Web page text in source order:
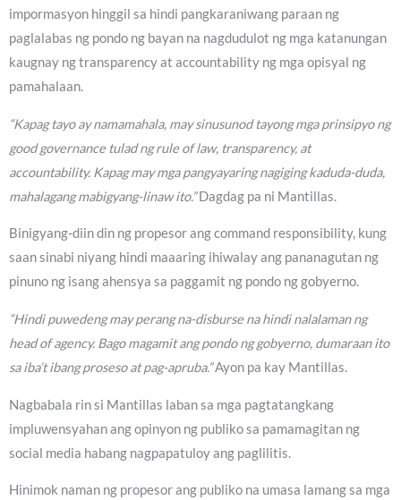
impormasyon hinggil sa hindi pangkaraniwang paraan ng
paglalabas ng pondo ng bayan na nagdudulot ng mga katanungan
kaugnay ng transparency at accountability ng mga opisyal ng
pamahalaan.
“Kapag tayo ay namamahala, may sinusunod tayong mga prinsipyo ng
good governance tulad ng rule of law, transparency, at
accountability. Kapag may mga pangyayaring nagiging kaduda-duda,
mahalagang mabigyang-linaw ito.”Dagdag pa ni Mantillas.
Binigyang-diin din ng propesor ang command responsibility, kung
saan sinabi niyang hindi maaaring ihiwalay ang pananagutan ng
pinuno ng isang ahensya sa paggamit ng pondo ng gobyerno.
“Hindi puwedeng may perang na-disburse na hindi nalalaman ng
head of agency. Bago magamit ang pondo ng gobyerno, dumaraan ito
sa iba’t ibang proseso at pag-apruba.”Ayon pa kay Mantillas.
Nagbabala rin si Mantillas laban sa mga pagtatangkang
impluwensyahan ang opinyon ng publiko sa pamamagitan ng
social media habang nagpapatuloy ang paglilitis.
Hinimok naman ng propesor ang publiko na umasa lamang sa mga